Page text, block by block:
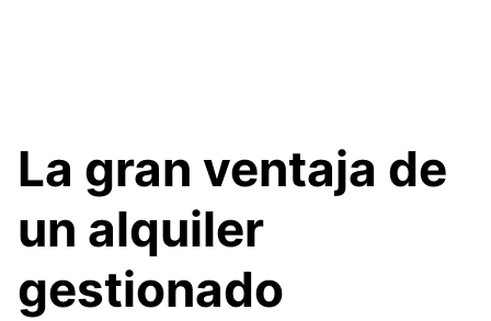
La gran ventaja de
un alquiler
gestionado